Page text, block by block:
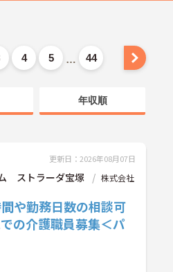
4 5 … 44
年収順
更新日：2026年08月07日
ストラーダ宝塚
株式会社
や勤務日数の相談可
の介護職員募集＜パ